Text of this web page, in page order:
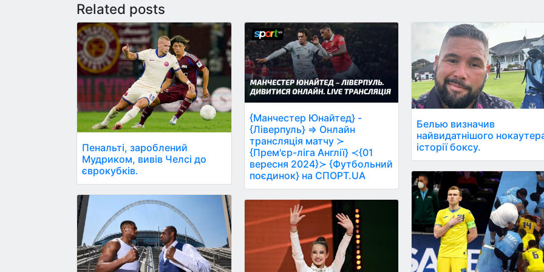
Related posts
Пенальті, зароблений
Мудриком, вивів Челсі до
єврокубків.
{Манчестер Юнайтед} -
{Ліверпуль} ⇒ Онлайн
трансляція матчу ≻
{Прем'єр-ліга Англії} ≺{01
вересня 2024}≻ {Футбольний
поєдинок} на СПОРТ.UA
Белью визначив
найвидатнішого
історії боксу.